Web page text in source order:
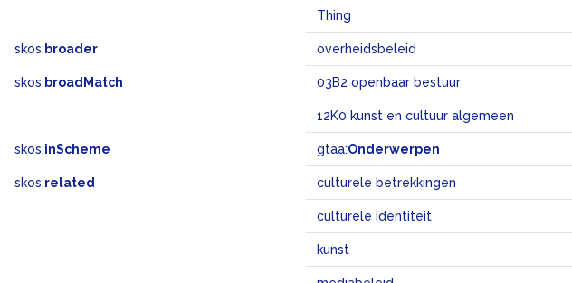
Thing
skos: broader overheidsbeleid
skos: broadMatch 03B2 openbaar bestuur
12K0 kunst en cultuur algemeen
skos:inScheme gtaa:Onderwerpen
skos:related culturele betrekkingen
culturele identiteit
kunst